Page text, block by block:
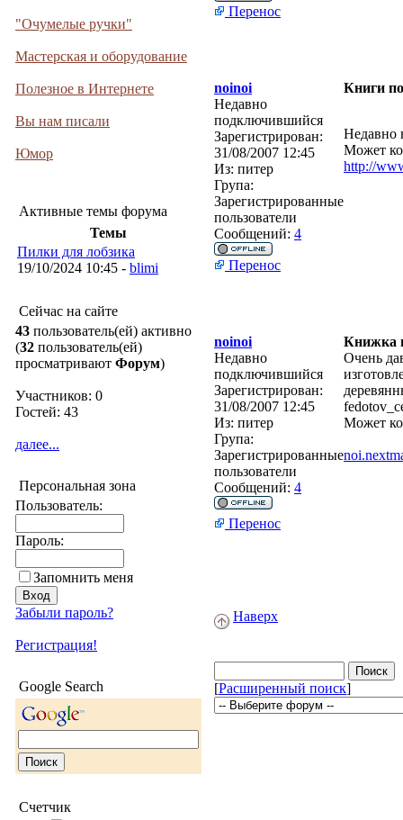
"Очумелые ручки"
Мастерская и оборудование
Полезное в Интернете
Вы нам писали
Юмор
Активные темы форума
Темы
Пилки для лобзика
19/10/2024 10:45 - blimi
Сейчас на сайте
43 пользователь(ей) активно
(32 пользователь(ей)
просматривают Форум)
Участников: 0
Гостей: 43
далее...
Персональная зона
Пользователь:
Пароль:
Запомнить меня
Забыли пароль?
Регистрация!
Google Search
Счетчик
Перенос
noinoi
Книги
Недавно
подключившийся
Зарегистрирован:
31/08/2007 12:45
Из: питер
Група:
Зарегистрированные
пользователи
Сообщений: 4
Недавно
Может
http://
Перенос
noinoi
Книжка
Недавно
подключившийся
Зарегистрирован:
31/08/2007 12:45
Из: питер
Група:
Зарегистрированные
пользователи
Сообщений: 4
Очень
Может
Перенос
Наверх
[Расширенный поиск]